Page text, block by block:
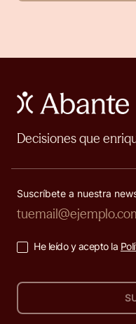
Decisiones que
Suscríbete a nuestra
He leído y acepto la